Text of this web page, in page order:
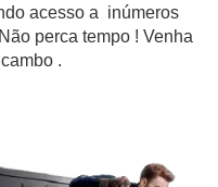
acesso a inúmeros
perca tempo ! Venha
.